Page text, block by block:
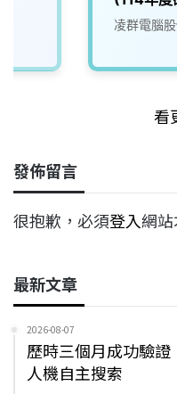
凌群電腦
看
發佈留言
很抱歉，必須登入網站
最新文章
2026-08-07
歷時三個月成功驗
人機自主搜索